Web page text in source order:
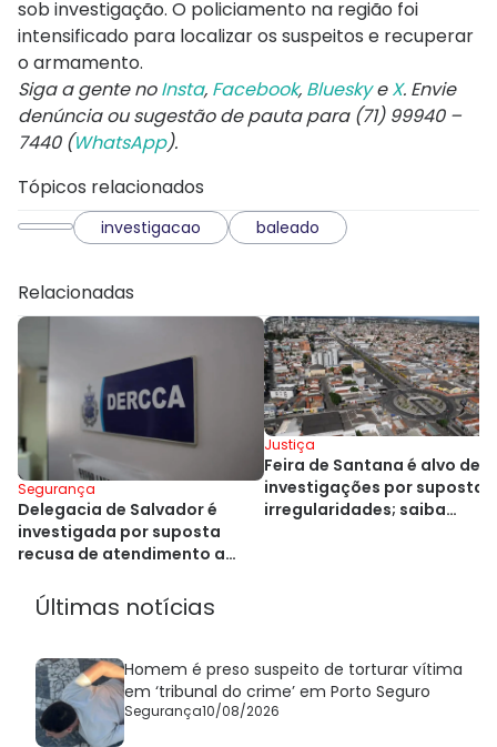
sob investigação. O policiamento na região foi
intensificado para localizar os suspeitos e recuperar
o armamento.
Siga a gente noInsta, Facebook, BlueskyeX. Envie
denúncia ou sugestão de pauta para (71) 99940 –
7440 (WhatsApp).
Tópicos relacionados
investigacao baleado
Relacionadas
Segurança
Delegacia de Salvador é
investigada por suposta
recusa de atendimento a
Justiça
Feira de Santana é alvo de
investigações por supostas
irregularidades; saiba
Últimas notícias
Homem é preso suspeito de torturar vítima
em ‘tribunal do crime’ em Porto Seguro
Segurança10/08/2026